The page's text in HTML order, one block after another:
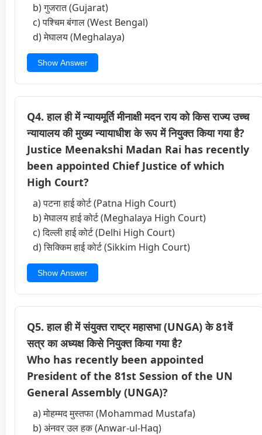
b) गुजरात (Gujarat)
c) पश्चिम बंगाल (West Bengal)
d) मेघालय (Meghalaya)
Show Answer
Q4. हाल ही में न्यायमूर्ति मीनाक्षी मदन राय को किस राज्य उच्च
न्यायालय की मुख्य न्यायाधीश के रूप में नियुक्त किया गया है?
Justice Meenakshi Madan Rai has recently
been appointed Chief Justice of which
High Court?
a) पटना हाई कोर्ट (Patna High Court)
b) मेघालय हाई कोर्ट (Meghalaya High Court)
c) दिल्ली हाई कोर्ट (Delhi High Court)
d) सिक्किम हाई कोर्ट (Sikkim High Court)
Show Answer
Q5. हाल ही में संयुक्त राष्ट्र महासभा (UNGA) के 81वें
सत्र का अध्यक्ष किसे नियुक्त किया गया है?
Who has recently been appointed
President of the 81st Session of the UN
General Assembly (UNGA)?
a) मोहम्मद मुस्तफा (Mohammad Mustafa)
b) अंनवर उल हक (Anwar-ul-Haq)